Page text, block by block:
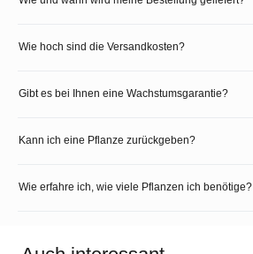
Wie hoch sind die Versandkosten?
Gibt es bei Ihnen eine Wachstumsgarantie?
Kann ich eine Pflanze zurückgeben?
Wie erfahre ich, wie viele Pflanzen ich benötige?